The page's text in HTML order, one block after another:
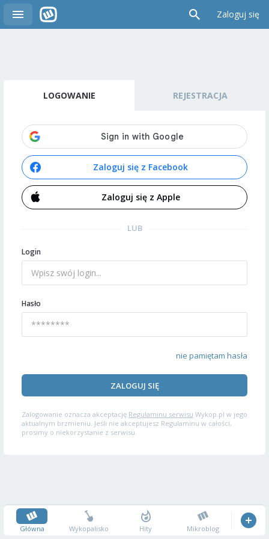
Zaloguj się
LOGOWANIE REJESTRACJA
Zaloguj się z Facebook
Zaloguj się z Apple
LUB
Login
Hasło
nie pamiętam hasła
ZALOGUJ SIĘ
Zalogowanie oznacza akceptację Regulaminu serwisu Wykop.pl w jego
aktualnym brzmieniu. Jeśli nie akceptujesz Regulaminu w całości,
prosimy o niekorzystanie z serwisu.
Główna Wykopalisko Hity Mikroblog